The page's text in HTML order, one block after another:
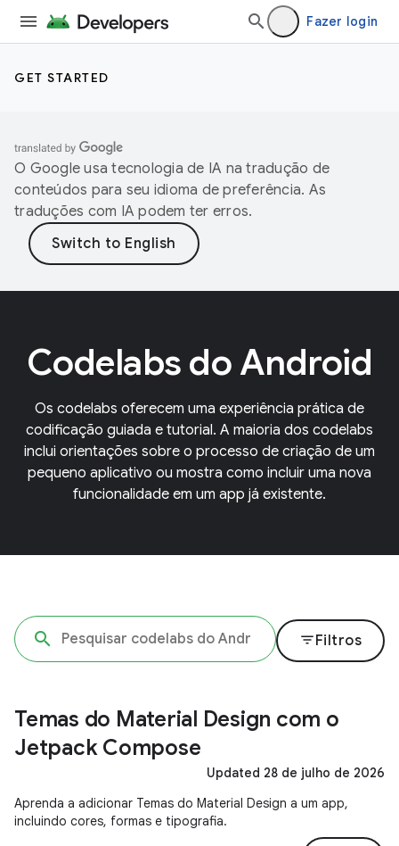
Fazer login
GET STARTED
O Google usa tecnologia de IA na tradução de
conteúdos para seu idioma de preferência. As
traduções com IA podem ter erros.
Codelabs do Android
Os codelabs oferecem uma experiência prática de
codificação guiada e tutorial. A maioria dos codelabs
inclui orientações sobre o processo de criação de um
pequeno aplicativo ou mostra como incluir uma nova
funcionalidade em um app já existente.
filter_listFiltros
Temas do Material Design com o
Jetpack Compose
Updated 28 de julho de 2026
Aprenda a adicionar Temas do Material Design a um app,
incluindo cores, formas e tipografia.